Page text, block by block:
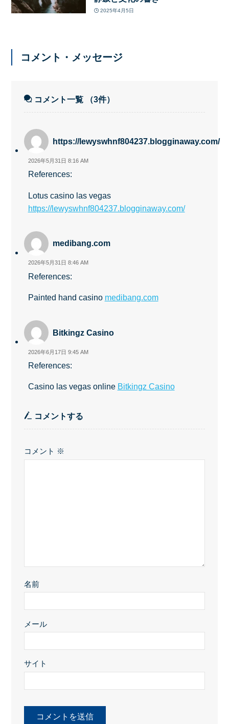
2025年4月5日
コメント・メッセージ
コメント一覧 （3件）
https://lewyswhnf804237.blogginaway.com/
2026年5月31日 8:16 AM
References:
Lotus casino las vegas
https://lewyswhnf804237.blogginaway.com/
medibang.com
2026年5月31日 8:46 AM
References:
Painted hand casino medibang.com
Bitkingz Casino
2026年6月17日 9:45 AM
References:
Casino las vegas online Bitkingz Casino
コメントする
コメント ※
名前
メール
サイト